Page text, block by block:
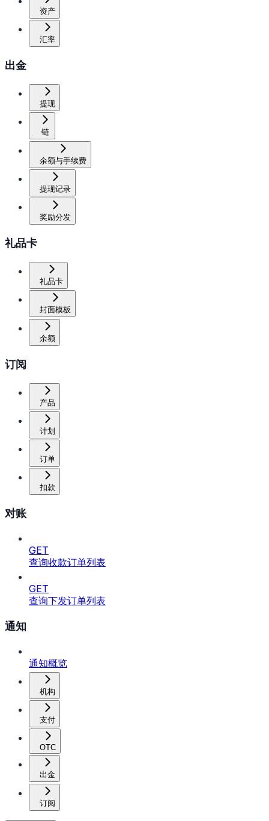
资产
汇率
出金
提现
链
余额与手续费
提现记录
奖励分发
礼品卡
礼品卡
封面模板
余额
订阅
产品
计划
订单
扣款
对账
GET
查询收款订单列表
GET
查询下发订单列表
通知
通知概览
机构
支付
OTC
出金
订阅